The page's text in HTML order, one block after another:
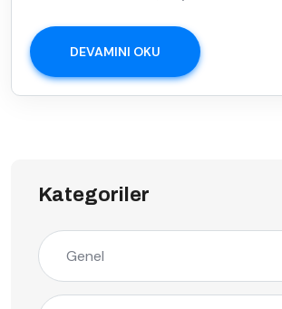
DEVAMINI OKU
Kategoriler
Genel